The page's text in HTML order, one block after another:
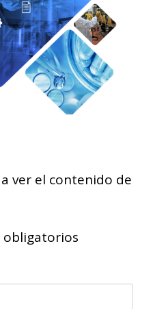
ver el contenido de
obligatorios